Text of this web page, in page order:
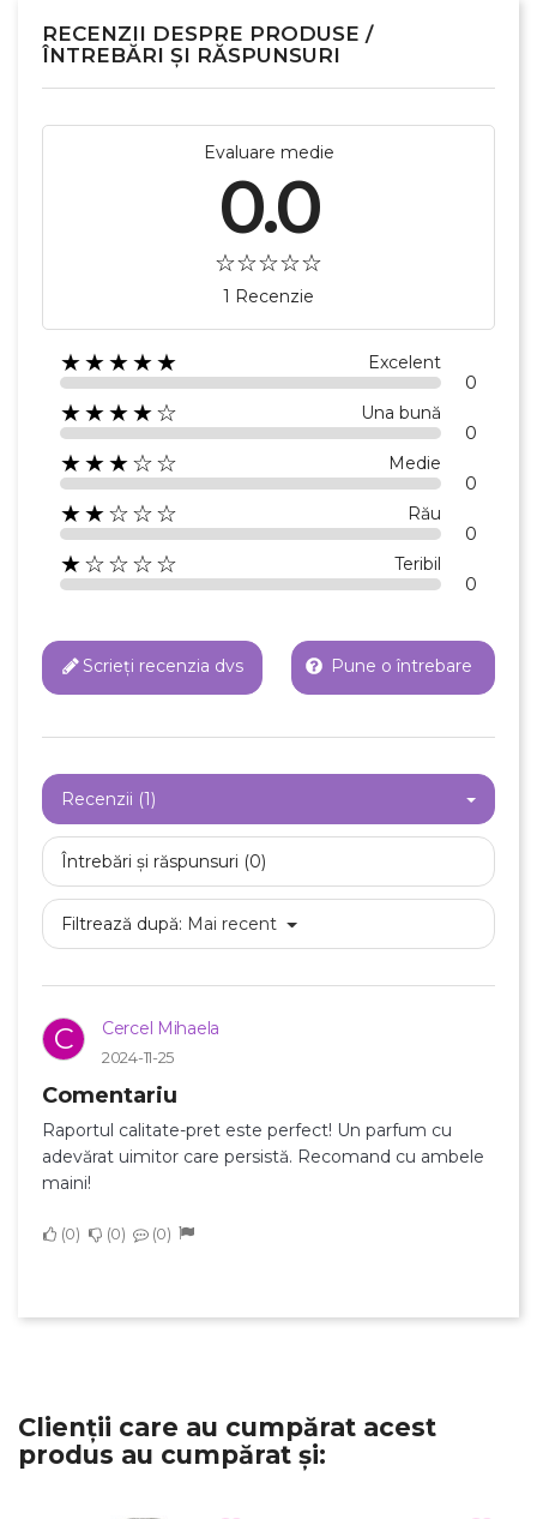
RECENZII DESPRE PRODUSE /
ÎNTREBĂRI ȘI RĂSPUNSURI
Evaluare medie
0.0
1 Recenzie
★★★★★ Excelent
0
★★★★☆ Una bună
0
★★★☆☆ Medie
0
★★☆☆☆ Rău
0
★☆☆☆☆ Teribil
0
Scrieți recenzia dvs Pune o întrebare
Recenzii (1)
Întrebări și răspunsuri (0)
Filtrează după: Mai recent
C Cercel Mihaela
2024-11-25
Comentariu
Raportul calitate-pret este perfect! Un parfum cu
adevărat uimitor care persistă. Recomand cu ambele
maini!
0 0 0
Clienții care au cumpărat acest
produs au cumpărat și:
Anuleaza